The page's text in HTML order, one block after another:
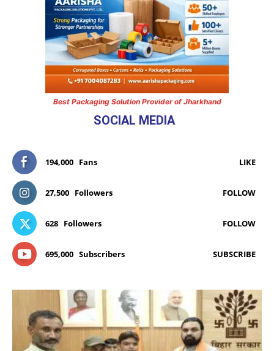
Best Packaging Solution Provider of Jharkhand
SOCIAL MEDIA
194,000 Fans LIKE
27,500 Followers FOLLOW
628 Followers FOLLOW
695,000 Subscribers SUBSCRIBE